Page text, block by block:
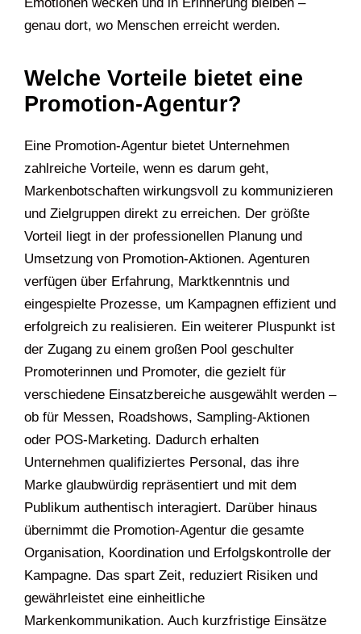
genau dort, wo Menschen erreicht werden.
Welche Vorteile bietet eine
Promotion-Agentur?
Eine Promotion-Agentur bietet Unternehmen
zahlreiche Vorteile, wenn es darum geht,
Markenbotschaften wirkungsvoll zu kommunizieren
und Zielgruppen direkt zu erreichen. Der größte
Vorteil liegt in der professionellen Planung und
Umsetzung von Promotion-Aktionen. Agenturen
verfügen über Erfahrung, Marktkenntnis und
eingespielte Prozesse, um Kampagnen effizient und
erfolgreich zu realisieren. Ein weiterer Pluspunkt ist
der Zugang zu einem großen Pool geschulter
Promoterinnen und Promoter, die gezielt für
verschiedene Einsatzbereiche ausgewählt werden –
ob für Messen, Roadshows, Sampling-Aktionen
oder POS-Marketing. Dadurch erhalten
Unternehmen qualifiziertes Personal, das ihre
Marke glaubwürdig repräsentiert und mit dem
Publikum authentisch interagiert. Darüber hinaus
übernimmt die Promotion-Agentur die gesamte
Organisation, Koordination und Erfolgskontrolle der
Kampagne. Das spart Zeit, reduziert Risiken und
gewährleistet eine einheitliche
Markenkommunikation. Auch kurzfristige Einsätze